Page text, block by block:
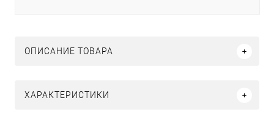
ОПИСАНИЕ ТОВАРА
ХАРАКТЕРИСТИКИ